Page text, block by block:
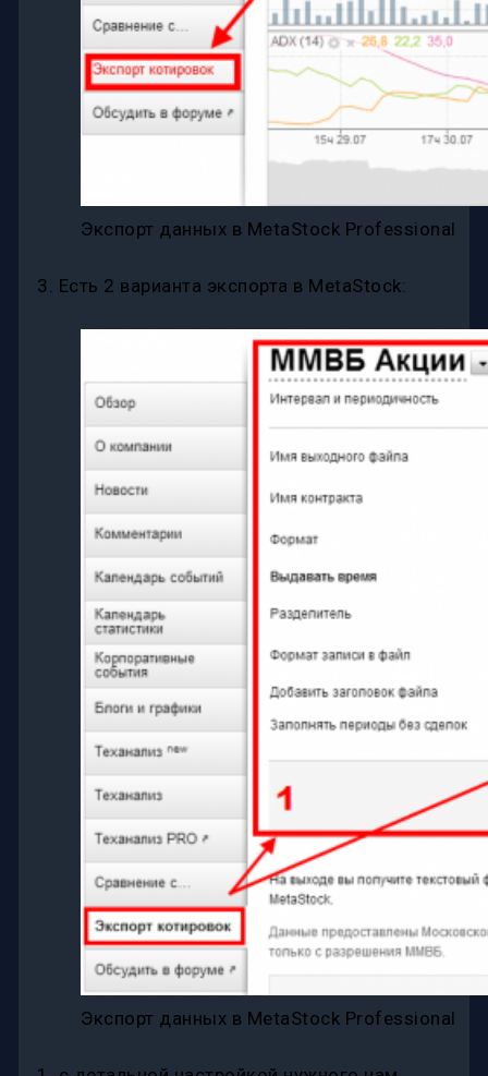
Экспорт данных в MetaStock Professional
3. Есть 2 варианта экспорта в MetaStock:
Экспорт данных в MetaStock Professional